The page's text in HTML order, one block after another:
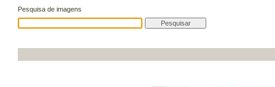
Pesquisa de imagens